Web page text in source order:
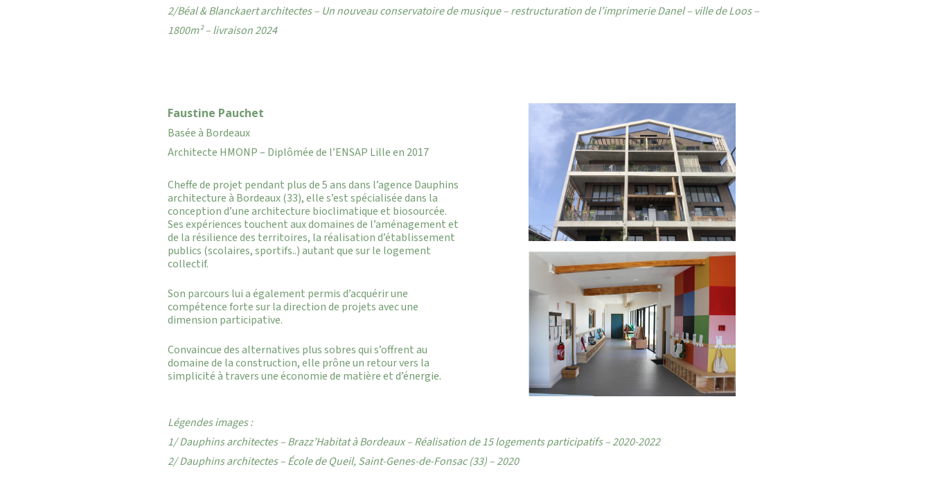
2/Béal & Blanckaert architectes – Un nouveau conservatoire de musique – restructuration de l’imprimerie Danel – ville de Loos –
1800m² – livraison 2024
Faustine Pauchet
Basée à Bordeaux
Architecte HMONP – Diplômée de l’ENSAP Lille en 2017
Cheffe de projet pendant plus de 5 ans dans l’agence Dauphins
architecture à Bordeaux (33), elle s’est spécialisée dans la
conception d’une architecture bioclimatique et biosourcée.
Ses expériences touchent aux domaines de l’aménagement et
de la résilience des territoires, la réalisation d’établissement
publics (scolaires, sportifs..) autant que sur le logement
collectif.
Son parcours lui a également permis d’acquérir une
compétence forte sur la direction de projets avec une
dimension participative.
Convaincue des alternatives plus sobres qui s’offrent au
domaine de la construction, elle prône un retour vers la
simplicité à travers une économie de matière et d’énergie.
Légendes images :
1/ Dauphins architectes – Brazz’Habitat à Bordeaux – Réalisation de 15 logements participatifs – 2020-2022
2/ Dauphins architectes – École de Queil, Saint-Genes-de-Fonsac (33) – 2020